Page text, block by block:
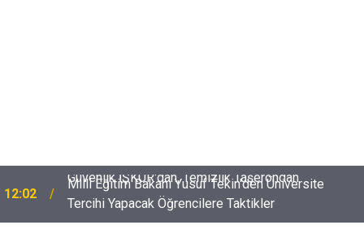
12:02
Milli Eğitim Bakanı Yusuf Tekin'den Üniversite
Tercihi Yapacak Öğrencilere Taktikler